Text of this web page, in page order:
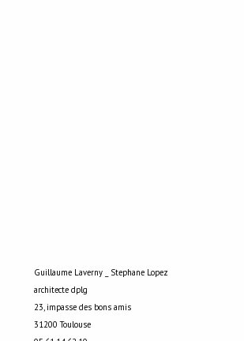
Guillaume Laverny _ Stephane Lopez
architecte dplg
23, impasse des bons amis
31200 Toulouse